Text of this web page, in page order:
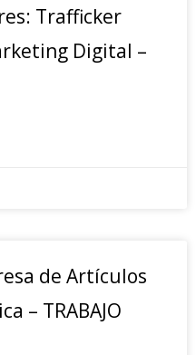
Trafficker
Digital –
de Artículos
– TRABAJO